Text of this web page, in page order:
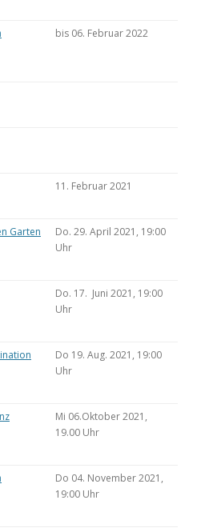
bis 06. Februar 2022
11. Februar 2021
Garten
Do. 29. April 2021, 19:00
Uhr
Do. 17. Juni 2021, 19:00
Uhr
Do 19. Aug. 2021, 19:00
Uhr
Mi 06.Oktober 2021,
19.00 Uhr
Do 04. November 2021,
19:00 Uhr